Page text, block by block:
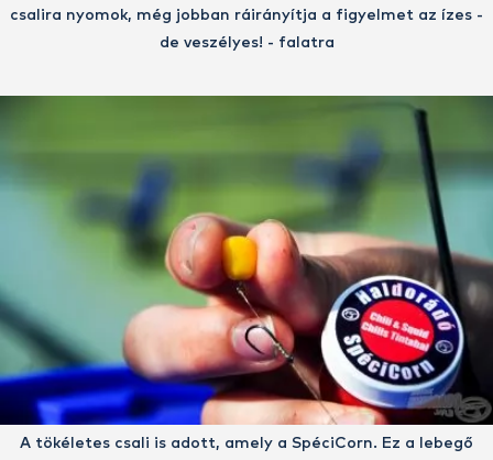
csalira nyomok, még jobban ráirányítja a figyelmet az ízes -
de veszélyes! - falatra
A tökéletes csali is adott, amely a SpéciCorn. Ez a lebegő